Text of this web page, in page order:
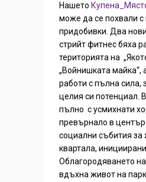
Нашето
може да се похвали с
придобивки. Два
стрийт фитнес бяха
територията на
„Войнишката майка“,
работи с пълна сила,
целия си потенциал.
пълно с усмихнати
превърнало в
социални събития за
квартала,
Облагородяването
вдъхна живот на